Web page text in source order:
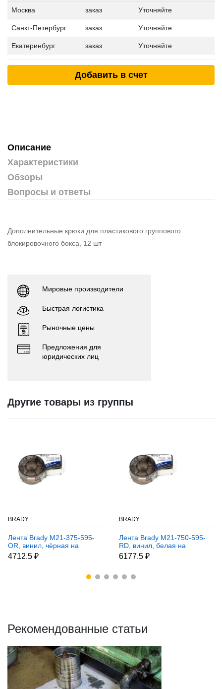
Москва заказ Уточняйте
Санкт-Петербург заказ Уточняйте
Екатеринбург заказ Уточняйте
Добавить в счет
Описание
Характеристики
Обзоры
Вопросы и ответы
Дополнительные крюки для пластикового группового
блокировочного бокса, 12 шт
Мировые производители
Быстрая логистика
Рыночные цены
Предложения для
юридических лиц
Другие товары из группы
BRADY
Лента Brady M21-375-595-
OR, винил, чёрная на
оранжевом, 9,53 ммх6,4 м
4712.5 ₽
BRADY
Лента Brady M21-750-595-
RD, винил, белая на
красном, 19,05 ммх6,4 м
6177.5 ₽
Рекомендованные статьи